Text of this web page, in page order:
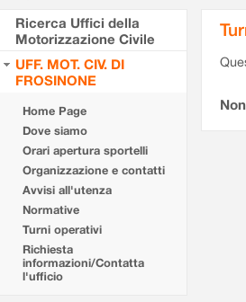
Ricerca Uffici della
Motorizzazione Civile
UFF. MOT. CIV. DI
FROSINONE
Home Page
Dove siamo
Orari apertura sportelli
Organizzazione e contatti
Avvisi all'utenza
Normative
Turni operativi
Richiesta
informazioni/Contatta
l'ufficio